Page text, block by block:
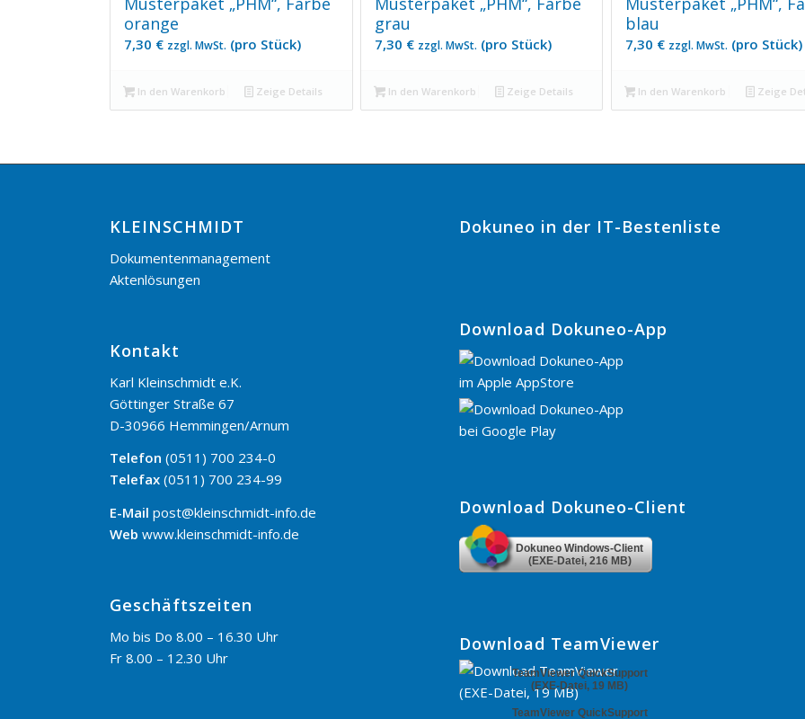
orange
7,30 € zzgl. MwSt. (pro Stück)
In den Warenkorb Zeige Details
grau
7,30 € zzgl. MwSt. (pro Stück)
In den Warenkorb Zeige Details
blau
7,30 € zzgl. MwSt. (pro Stück)
In den Warenkorb Zeige
KLEINSCHMIDT
Dokumentenmanagement
Aktenlösungen
Kontakt
Karl Kleinschmidt e.K.
Göttinger Straße 67
D-30966 Hemmingen/Arnum
Telefon (0511) 700 234-0
Telefax (0511) 700 234-99
E-Mail post@kleinschmidt-info.de
Web www.kleinschmidt-info.de
Geschäftszeiten
Mo bis Do 8.00 – 16.30 Uhr
Fr 8.00 – 12.30 Uhr
Dokuneo in der IT-Bestenliste
Download Dokuneo-App
Download Dokuneo-Client
Dokuneo Windows-Client
(EXE-Datei, 216 MB)
Download TeamViewer
TeamViewer QuickSupport
(EXE-Datei, 19 MB)
TeamViewer QuickSupport